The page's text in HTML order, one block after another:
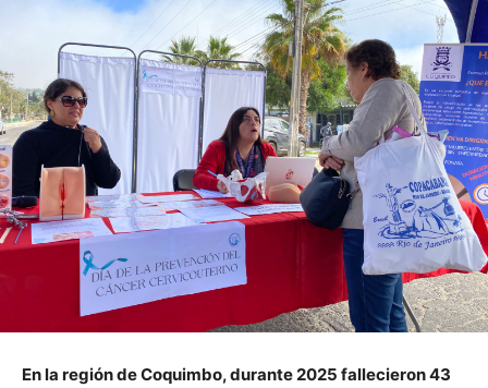
En la región de Coquimbo, durante 2025 fallecieron 43